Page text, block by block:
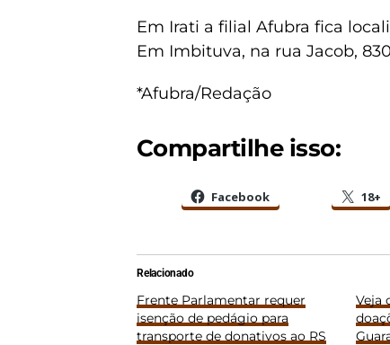
Em Irati a filial Afubra fica
Em Imbituva, na rua Jacob,
*Afubra/Redação
Compartilhe isso:
Facebook 18+
Relacionado
Frente Parlamentar requer
isenção de pedágio para
transporte de donativos ao RS
Veja